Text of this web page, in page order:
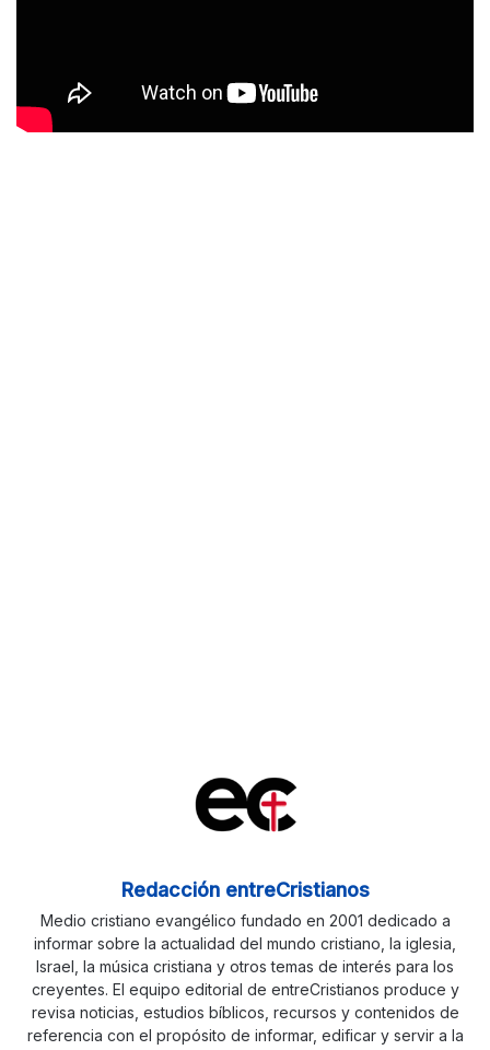
Redacción entreCristianos
Medio cristiano evangélico fundado en 2001 dedicado a
informar sobre la actualidad del mundo cristiano, la iglesia,
Israel, la música cristiana y otros temas de interés para los
creyentes. El equipo editorial de entreCristianos produce y
revisa noticias, estudios bíblicos, recursos y contenidos de
referencia con el propósito de informar, edificar y servir a la